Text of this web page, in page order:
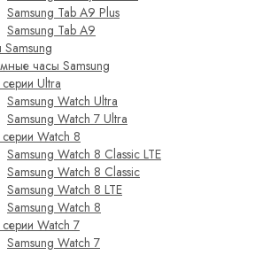
Samsung Tab A9 Plus
Samsung Tab A9
часы Samsung
Ultra
Samsung Watch Ultra
Samsung Watch 7 Ultra
Watch 8
Samsung Watch 8 Classic LTE
Samsung Watch 8 Classic
Samsung Watch 8 LTE
Samsung Watch 8
Watch 7
Samsung Watch 7